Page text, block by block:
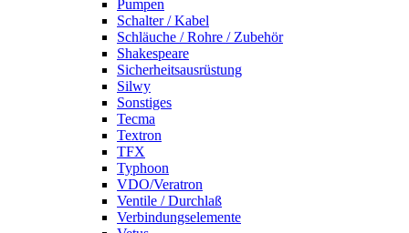
Pumpen
Schalter / Kabel
Schläuche / Rohre / Zubehör
Shakespeare
Sicherheitsausrüstung
Silwy
Sonstiges
Tecma
Textron
TFX
Typhoon
VDO/Veratron
Ventile / Durchlaß
Verbindungselemente